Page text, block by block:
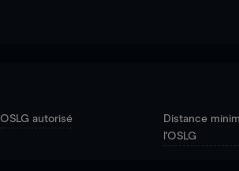
OSLG autorisé
Distance
l'OSLG